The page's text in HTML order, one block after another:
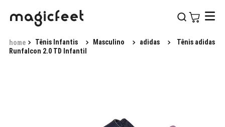
Tênis Infantis Masculino adidas
Tênis adidas
Runfalcon 2.0 TD Infantil